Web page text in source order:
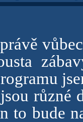
různé
to bude